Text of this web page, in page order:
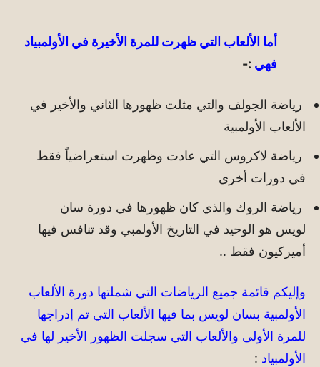
أما الألعاب التي ظهرت للمرة الأخيرة في الأولمبياد
فهي :-
رياضة الجولف والتي مثلت ظهورها الثاني والأخير في
الألعاب الأولمبية
رياضة لاكروس التي عادت وظهرت استعراضياً فقط
في دورات أخرى
رياضة الروك والذي كان ظهورها في دورة سان
لويس هو الوحيد في التاريخ الأولمبي وقد تنافس فيها
أميركيون فقط ..
وإليكم قائمة جميع الرياضات التي شملتها دورة الألعاب
الأولمبية بسان لويس بما فيها الألعاب التي تم إدراجها
للمرة الأولى والألعاب التي سجلت الظهور الأخير لها في
الأولمبياد :